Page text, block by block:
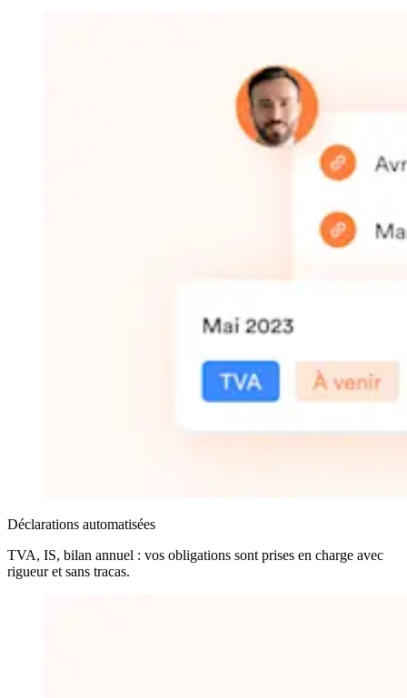
Déclarations automatisées
TVA, IS, bilan annuel : vos obligations sont prises en charge avec
rigueur et sans tracas.